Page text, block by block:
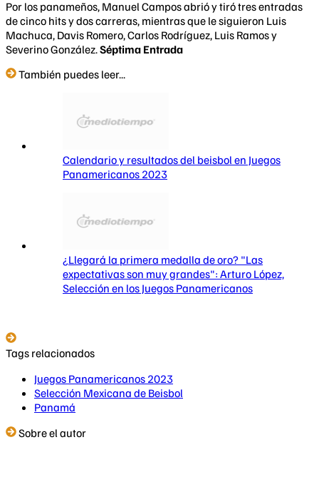
Por los panameños, Manuel Campos abrió y tiró tres entradas
de cinco hits y dos carreras, mientras que le siguieron Luis
Machuca, Davis Romero, Carlos Rodríguez, Luis Ramos y
Severino González.Séptima Entrada
También puedes leer...
Calendario y resultados del beisbol en Juegos
Panamericanos 2023
¿Llegará la primera medalla de oro? "Las
expectativas son muy grandes": Arturo López,
Selección en los Juegos Panamericanos
Tags relacionados
Juegos Panamericanos 2023
Selección Mexicana de Beisbol
Panamá
Sobre el autor